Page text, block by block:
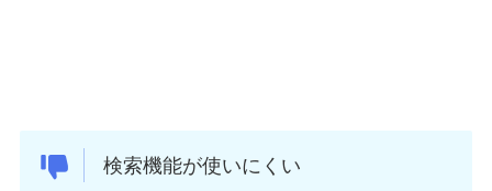
検索機能が使いにくい